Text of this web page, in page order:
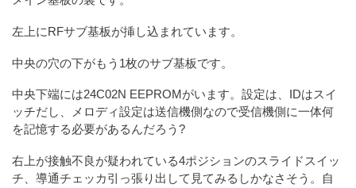
左上にRFサブ基板が挿し込まれています。
中央の穴の下がもう1枚のサブ基板です。
中央下端には24C02N EEPROMがいます。設定は、IDはスイ
ッチだし、メロディ設定は送信機側なので受信機側に一体何
を記憶する必要があるんだろう?
右上が接触不良が疑われている4ポジションのスライドスイッ
チ、導通チェッカ引っ張り出して見てみるしかなさそう。自